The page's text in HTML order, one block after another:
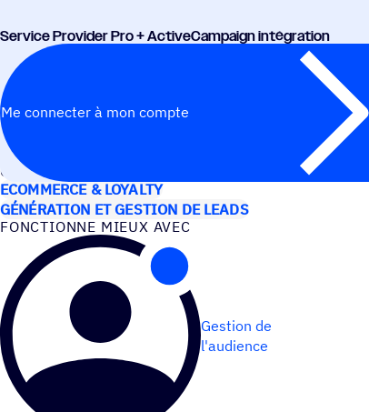
Service Provi­der Pro + ActiveCampaign intégration
Me connecter à mon compte
CAS D’UTILISATION
ECOMMERCE & LOYALTY
GÉNÉRATION ET GESTION DE LEADS
FONC­TIONNE MIEUX AVEC
Gestion de
l'audience